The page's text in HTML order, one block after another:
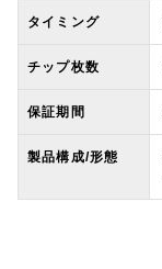
タイミング
チップ枚数
保証期間
製品構成/形態